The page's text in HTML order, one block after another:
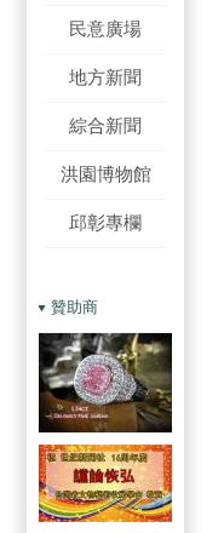
民意廣場
地方新聞
綜合新聞
洪園博物館
邱彰專欄
贊助商